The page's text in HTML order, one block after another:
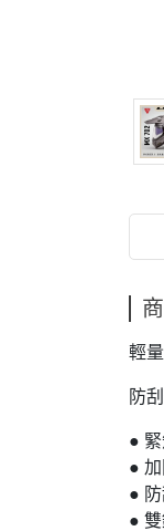
輕
防
●
●
●
●